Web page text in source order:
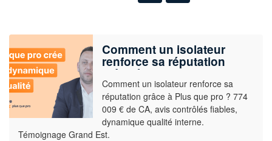
Comment un isolateur
renforce sa réputation
grâce à Plus que pro ?
Comment un isolateur renforce sa
réputation grâce à Plus que pro ? 774
009 € de CA, avis contrôlés fiables,
dynamique qualité interne.
Témoignage Grand Est.